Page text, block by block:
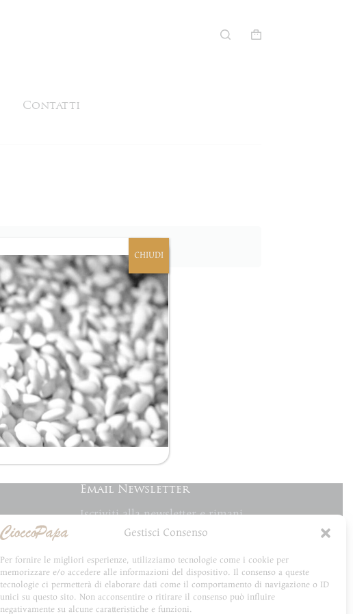
Gestisci Consenso
Per fornire le migliori esperienze, utilizziamo tecnologie come i cookie per
memorizzare e/o accedere alle informazioni del dispositivo. Il consenso a queste
tecnologie ci permetterà di elaborare dati come il comportamento di navigazione o ID
unici su questo sito. Non acconsentire o ritirare il consenso può influire
negativamente su alcune caratteristiche e funzioni.
Carrello
Contatti
Email Newsletter
Iscriviti alla newsletter e rimani
aggiornato su tutte le novità
CHIUDI